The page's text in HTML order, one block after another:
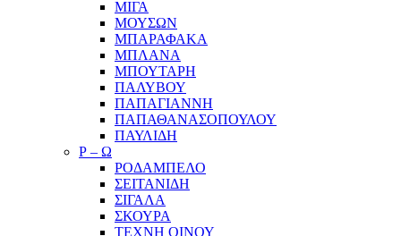
ΜΙΓΑ
ΜΟΥΣΩΝ
ΜΠΑΡΑΦΑΚΑ
ΜΠΛΑΝΑ
ΜΠΟΥΤΑΡΗ
ΠΑΛΥΒΟΥ
ΠΑΠΑΓΙΑΝΝΗ
ΠΑΠΑΘΑΝΑΣΟΠΟΥΛΟΥ
ΠΑΥΛΙΔΗ
Ρ – Ω
ΡΟΔΑΜΠΕΛΟ
ΣΕΙΤΑΝΙΔΗ
ΣΙΓΑΛΑ
ΣΚΟΥΡΑ
ΤΕΧΝΗ ΟΙΝΟΥ